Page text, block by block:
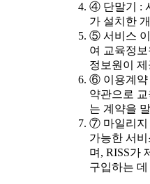
④ 단말기 :
가 설치한
⑤ 서비스
여 교육정
정보원이
⑥ 이용계약
약관으로
는 계약을
⑦ 마일리지
가능한 서
며, RISS가
구입하는